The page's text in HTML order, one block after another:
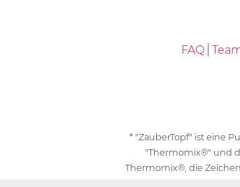
FAQ
* "ZauberTopf" ist eine
"Thermomix®" und
Thermomix®, die